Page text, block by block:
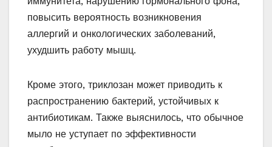
повысить вероятность возникновения
аллергий и онкологических заболеваний,
ухудшить работу мышц.
Кроме этого, триклозан может приводить к
распространению бактерий, устойчивых к
антибиотикам. Также выяснилось, что обычное
мыло не уступает по эффективности